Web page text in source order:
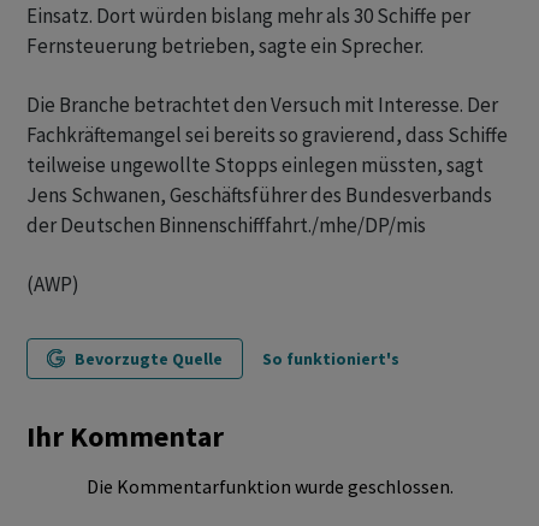
Einsatz. Dort würden bislang mehr als 30 Schiffe per
Fernsteuerung betrieben, sagte ein Sprecher.
Die Branche betrachtet den Versuch mit Interesse. Der
Fachkräftemangel sei bereits so gravierend, dass Schiffe
teilweise ungewollte Stopps einlegen müssten, sagt
Jens Schwanen, Geschäftsführer des Bundesverbands
der Deutschen Binnenschifffahrt./mhe/DP/mis
(AWP)
Bevorzugte Quelle So funktioniert's
Ihr Kommentar
Die Kommentarfunktion wurde geschlossen.